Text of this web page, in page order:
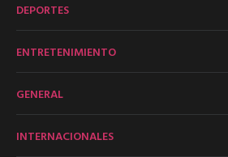
DEPORTES
ENTRETENIMIENTO
GENERAL
INTERNACIONALES